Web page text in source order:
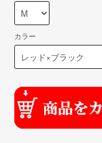
カラー